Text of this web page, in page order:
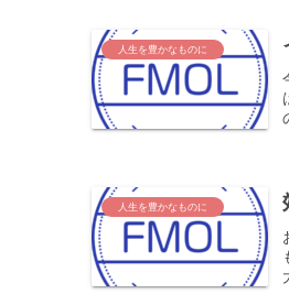
人生を豊かなものに
人生を豊かなものに